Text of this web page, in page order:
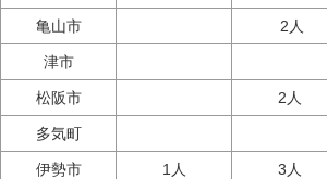
亀山市 2人
津市
松阪市 2人
多気町
伊勢市 1人 3人